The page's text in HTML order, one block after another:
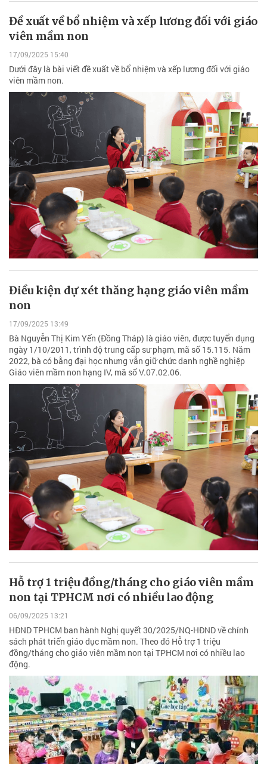
Đề xuất về bổ nhiệm và xếp lương đối với giáo
viên mầm non
17/09/2025 15:40
Dưới đây là bài viết đề xuất về bổ nhiệm và xếp lương đối với giáo
viên mầm non.
Điều kiện dự xét thăng hạng giáo viên mầm
non
17/09/2025 13:49
Bà Nguyễn Thị Kim Yến (Đồng Tháp) là giáo viên, được tuyển dụng
ngày 1/10/2011, trình độ trung cấp sư phạm, mã số 15.115. Năm
2022, bà có bằng đại học nhưng vẫn giữ chức danh nghề nghiệp
Giáo viên mầm non hạng IV, mã số V.07.02.06.
Hỗ trợ 1 triệu đồng/tháng cho giáo viên mầm
non tại TPHCM nơi có nhiều lao động
06/09/2025 13:21
HĐND TPHCM ban hành Nghị quyết 30/2025/NQ-HĐND về chính
sách phát triển giáo dục mầm non. Theo đó Hỗ trợ 1 triệu
đồng/tháng cho giáo viên mầm non tại TPHCM nơi có nhiều lao
động.